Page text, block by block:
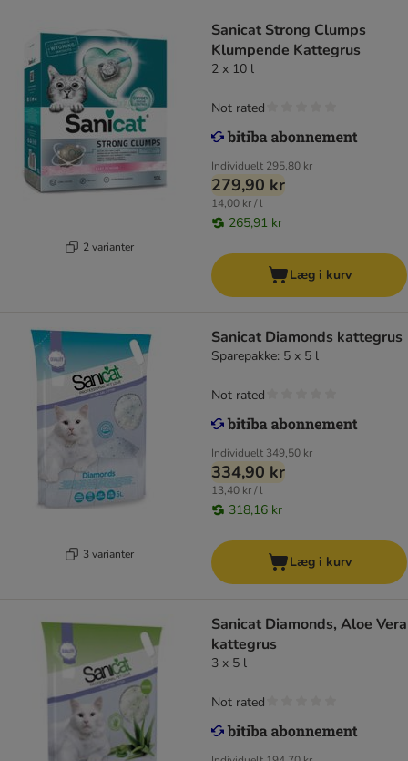
2 varianter
Sanicat Strong Clumps
Klumpende Kattegrus
2 x 10 l
Individuelt 295,80 kr
279,90 kr
14,00 kr / l
265,91 kr
Not rated
Læg i kurv
3 varianter
Sanicat Diamonds kattegrus
Sparepakke: 5 x 5 l
Individuelt 349,50 kr
334,90 kr
13,40 kr / l
318,16 kr
Not rated
Læg i kurv
Sanicat Diamonds, Aloe Vera
kattegrus
3 x 5 l
Not rated